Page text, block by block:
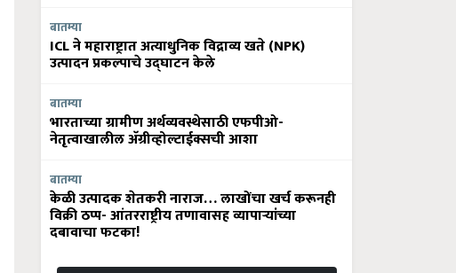
बातम्या
ICL ने महाराष्ट्रात अत्याधुनिक विद्राव्य खते (NPK)
उत्पादन प्रकल्पाचे उद्घाटन केले
बातम्या
भारताच्या ग्रामीण अर्थव्यवस्थेसाठी एफपीओ-
नेतृत्वाखालील अ‍ॅग्रीव्होल्टाईक्सची आशा
बातम्या
केळी उत्पादक शेतकरी नाराज… लाखोंचा खर्च करूनही
विक्री ठप्प- आंतरराष्ट्रीय तणावासह व्यापाऱ्यांच्या
दबावाचा फटका!